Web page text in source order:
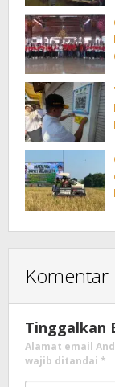
Komentar
Tinggalkan
Alamat email
wajib ditandai *